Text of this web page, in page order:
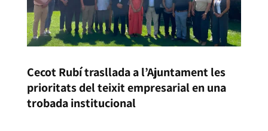
Cecot Rubí trasllada a l’Ajuntament les
prioritats del teixit empresarial en una
trobada institucional